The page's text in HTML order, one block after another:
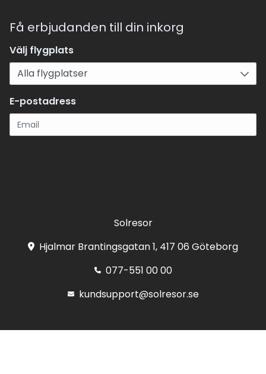
Få erbjudanden till din inkorg
Välj flygplats
E-postadress
Solresor
Hjalmar Brantingsgatan 1, 417 06 Göteborg
077-551 00 00
kundsupport@solresor.se